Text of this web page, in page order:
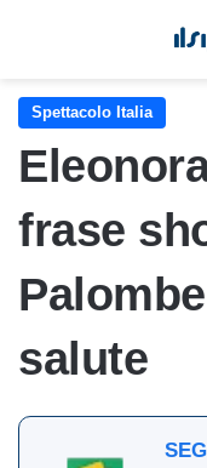
Spettacolo Italia
frase
salute